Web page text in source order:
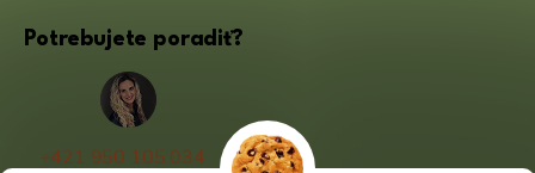
Potrebujete poradiť?
+421 950 105 034